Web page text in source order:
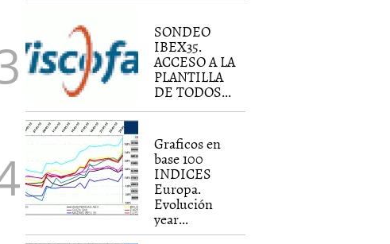
SONDEO
IBEX35.
ACCESO A LA
PLANTILLA
DE TODOS...
Graficos en
base 100
INDICES
Europa.
Evolución
year...